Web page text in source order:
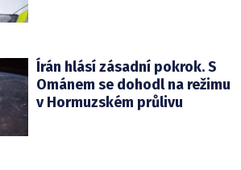
Írán hlásí zásadní pokrok. S
Ománem se dohodl na režimu
v Hormuzském průlivu